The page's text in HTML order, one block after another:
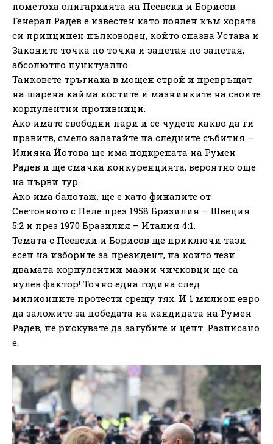
пометоха олигархията на Пеевски и Борисов.
Генерал Радев е известен като лоялен към хората
си принципен пълководец, който спазва Устава и
Законите точка по точка и запетая по запетая,
абсолютно пунктуално.
Танковете тръгнаха в мощен строй и превръщат
на шарена кайма костите и мазнинките на своите
корпулентни противници.
Ако имате свободни пари и се чудете какво да ги
правитв, смело залагайте на следните събития –
Илияна Йотова ще има подкрепата на Румен
Радев и ще смачка конкуренцията, вероятно още
на първи тур.
Ако има балотаж, ще е като финалите от
Световното с Пеле през 1958 Бразилия – Швеция
5:2 и през 1970 Бразилия – Италия 4:1.
Темата с Пеевски и Борисов ще приключи тази
есен на изборите за президент, на които тези
двамата корпулентни мазни чичковци ще са
нулев фактор! Точно една година след
милионните протести срещу тях. И 1 милион евро
да заложите за победата на кандидата на Румен
Радев, не рискувате да загубите и цент. Разписано
е.